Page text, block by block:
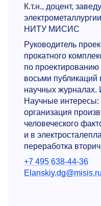
К.т.н., доцент,
НИТУ МИСИС
Руководитель
прокатного
по
восьми
научных
Научные интересы:
организация
человеческого
и в
переработка
+7 495 638-44-36
Elanskiy.dg@misis.ru